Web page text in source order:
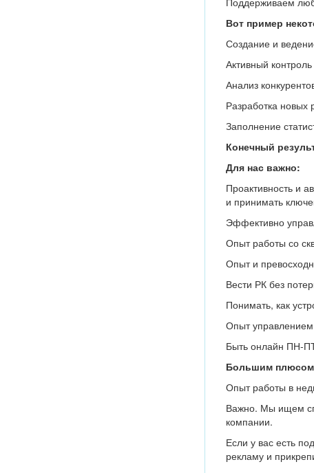
Вот пример
Создание и
Активный
Анализ
Разработка новых
Заполнение
Конечный
Для нас важно:
Проактивность и
и принимать
Эффективно
Опыт работы со
Опыт и
Вести РК без
Понимать, как
Опыт
Быть онлайн ПН-
Большим плюсом
Опыт работы в
Важно. Мы ищем
компании.
Если у вас есть
рекламу и